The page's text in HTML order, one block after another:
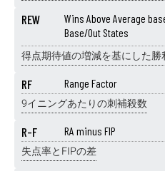
REW
Wins Above Average
Base/Out States
得点期待値の増減を基にした勝
RF Range Factor
9イニングあたりの刺補殺数
R-F RA minus FIP
失点率とFIPの差